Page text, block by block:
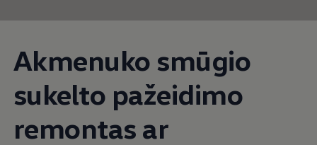
Akmenuko smūgio
sukelto pažeidimo
remontas ar